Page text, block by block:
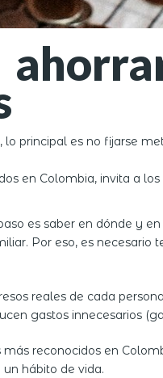
principal es no fijarse
en Colombia, invita a
es saber en dónde y
Por eso, es
reales de cada
gastos innecesarios
reconocidos en
hábito de vida.